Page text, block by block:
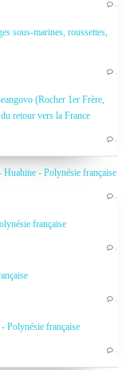
…
sous-marines, roussettes,
…
(Rocher 1er Frère,
retour vers la France
…
- Polynésie française
…
française
…
…
Polynésie française
…